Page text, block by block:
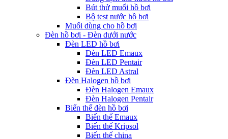
Bút thử muối hồ bơi
Bộ test nước hồ bơi
Muối dùng cho hồ bơi
Đèn hồ bơi - Đèn dưới nước
Đèn LED hồ bơi
Đèn LED Emaux
Đèn LED Pentair
Đèn LED Astral
Đèn Halogen hồ bơi
Đèn Halogen Emaux
Đèn Halogen Pentair
Biến thế đèn hồ bơi
Biến thế Emaux
Biến thế Kripsol
Biến thế china